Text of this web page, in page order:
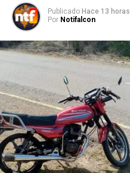
Publicado Hace 13 horas
Por Notifalcon